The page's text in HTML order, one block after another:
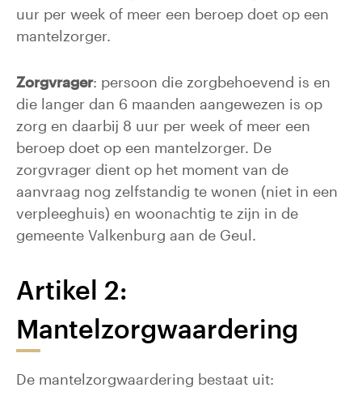
uur per week of meer een beroep doet op een
mantelzorger.
Zorgvrager: persoon die zorgbehoevend is en
die langer dan 6 maanden aangewezen is op
zorg en daarbij 8 uur per week of meer een
beroep doet op een mantelzorger. De
zorgvrager dient op het moment van de
aanvraag nog zelfstandig te wonen (niet in een
verpleeghuis) en woonachtig te zijn in de
gemeente Valkenburg aan de Geul.
Artikel 2:
Mantelzorgwaardering
De mantelzorgwaardering bestaat uit: